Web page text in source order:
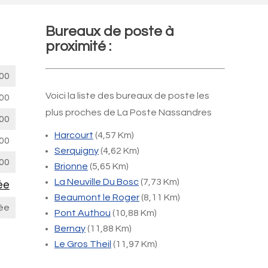
Bureaux de poste à
proximité :
Voici la liste des bureaux de poste les
plus proches de La Poste Nassandres
Harcourt (4,57 Km)
Serquigny(4,62 Km)
Brionne (5,65 Km)
La Neuville Du Bosc(7,73 Km)
Beaumont le Roger(8,11 Km)
Pont Authou (10,88 Km)
Bernay(11,88 Km)
Le Gros Theil (11,97 Km)